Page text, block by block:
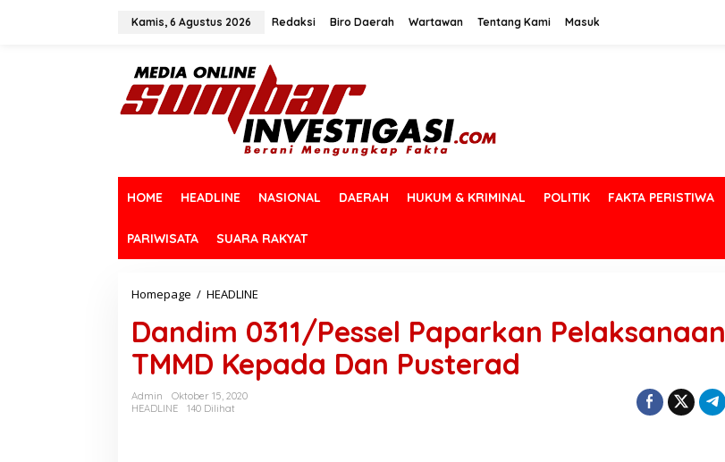
Kamis, 6 Agustus 2026 Redaksi Biro Daerah Wartawan Tentang Kami Masuk
HOME HEADLINE NASIONAL DAERAH HUKUM & KRIMINAL POLITIK FAKTA PERISTIWA
PARIWISATA SUARA RAKYAT
Homepage / HEADLINE
n
d
i
m
Dandim 0311/Pessel Paparkan Pelaksanaan
TMMD Kepada Dan Pusterad
Admin
Oktober 15, 2020
HEADLINE
140 Dilihat